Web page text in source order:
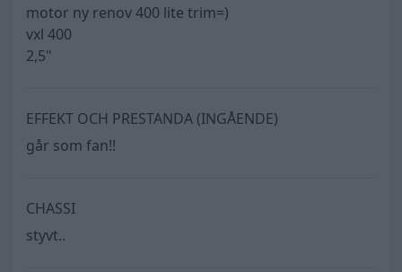
motor ny renov 400 lite trim=)
vxl 400
2,5"
EFFEKT OCH PRESTANDA (INGÅENDE)
går som fan!!
CHASSI
styvt..